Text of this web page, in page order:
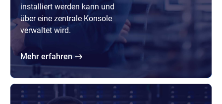
installiert werden kann und
über eine zentrale Konsole
verwaltet wird.
Mehr erfahren